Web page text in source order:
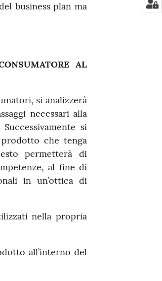
business plan ma
AL
si analizzerà
necessari alla
si
che tenga
permetterà di
al fine di
in un’ottica di
nella propria
all’interno del